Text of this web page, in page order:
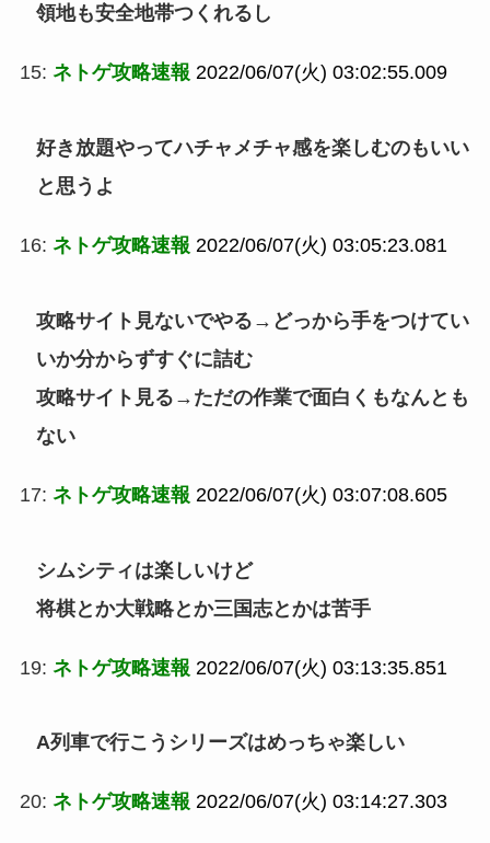
領地も安全地帯つくれるし
15: ネトゲ攻略速報 2022/06/07(火) 03:02:55.009
好き放題やってハチャメチャ感を楽しむのもいい
と思うよ
16: ネトゲ攻略速報 2022/06/07(火) 03:05:23.081
攻略サイト見ないでやる→どっから手をつけてい
いか分からずすぐに詰む
攻略サイト見る→ただの作業で面白くもなんとも
ない
17: ネトゲ攻略速報 2022/06/07(火) 03:07:08.605
シムシティは楽しいけど
将棋とか大戦略とか三国志とかは苦手
19: ネトゲ攻略速報 2022/06/07(火) 03:13:35.851
A列車で行こうシリーズはめっちゃ楽しい
20: ネトゲ攻略速報 2022/06/07(火) 03:14:27.303